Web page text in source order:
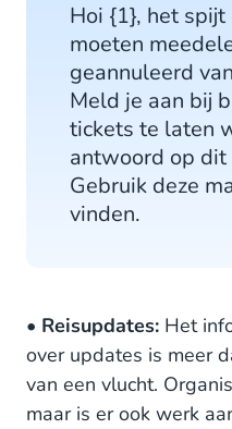
Hoi {1}, het
moeten
geannuleerd
Meld je aan bij
tickets te laten
antwoord op
Gebruik deze
vinden.
• Reisupdates: Het
over updates is meer
van een vlucht.
maar is er ook werk